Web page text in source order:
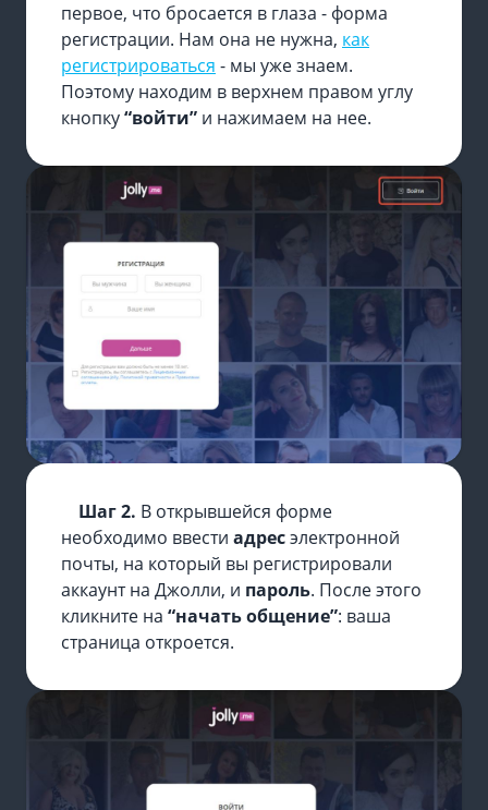
первое, что бросается в глаза - форма
регистрации. Нам она не нужна, как
регистрироваться - мы уже знаем.
Поэтому находим в верхнем правом углу
кнопку“войти” и нажимаем на нее.
Шаг 2. В открывшейся форме
необходимо ввести адресэлектронной
почты, на который вы регистрировали
аккаунт на Джолли, и пароль. После этого
кликните на “начать общение”: ваша
страница откроется.